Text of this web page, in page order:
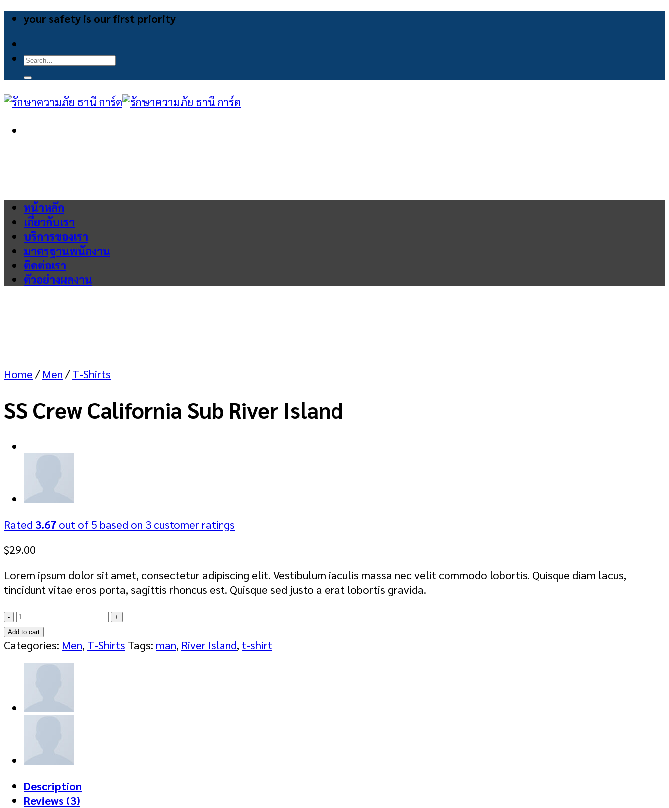
Skip
content
your safety is our first priority
Search
หน้าหลัก
เกี่ยวกับเรา
บริการของเรา
มาตรฐานพนักงาน
ติดต่อเรา
ตัวอย่างผลงาน
Home / Men / T-Shirts
SS Crew California Sub River Island
Rated 3.67 out of 5 based on 3 customer ratings
$29.00
Lorem ipsum dolor sit amet, consectetur adipiscing elit. Vestibulum iaculis massa nec velit commodo lobortis. Quisque diam lacus,
tincidunt vitae eros porta, sagittis rhoncus est. Quisque sed justo a erat lobortis gravida.
SS
Crew
California
River
Island
Add to cart
Categories: Men, T-Shirts Tags: man, River Island, t-shirt
Description
Reviews (3)